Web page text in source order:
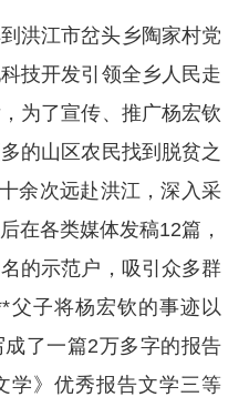
洪江市岔头乡陶家村党
技开发引领全乡人民走
为了宣传、推广杨宏钦
的山区农民找到脱贫之
余次远赴洪江，深入采
在各类媒体发稿12篇，
的示范户，吸引众多群
父子将杨宏钦的事迹以
成了一篇2万多字的报告
学》优秀报告文学三等